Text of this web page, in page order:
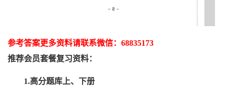
参考答案更多资料请联系微信： 68835173
推荐会员套餐复习资料：
1.高分题库上、下册